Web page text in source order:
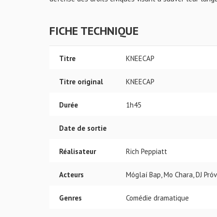
FICHE TECHNIQUE
Titre KNEECAP
Titre original KNEECAP
Durée 1h45
Date de sortie
Réalisateur Rich Peppiatt
Acteurs Móglaí Bap, Mo Chara, DJ
Genres Comédie dramatique